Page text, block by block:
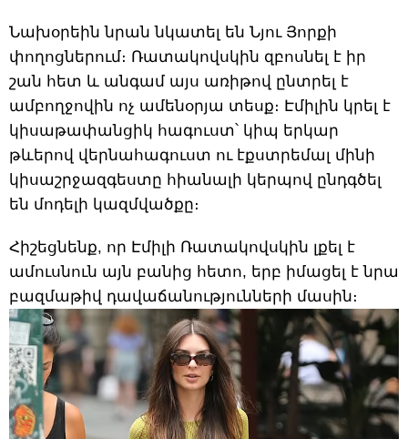
Նախօրեին նրան նկատել են Նյու Յորքի
փողոցներում։ Ռատակովսկին զբոսնել է իր
շան հետ և անգամ այս առիթով ընտրել է
ամբողջովին ոչ ամենօրյա տեսք։ Էմիլին կրել է
կիսաթափանցիկ հագուստ՝ կիպ երկար
թևերով վերնահագուստ ու էքստրեմալ մինի
կիսաշրջազգեստը հիանալի կերպով ընդգծել
են մոդելի կազմվածքը։
Հիշեցնենք, որ Էմիլի Ռատակովսկին լքել է
ամուսնուն այն բանից հետո, երբ իմացել է նրա
բազմաթիվ դավաճանությունների մասին։